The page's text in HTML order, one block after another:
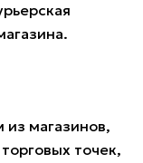
магазинов,
точек,